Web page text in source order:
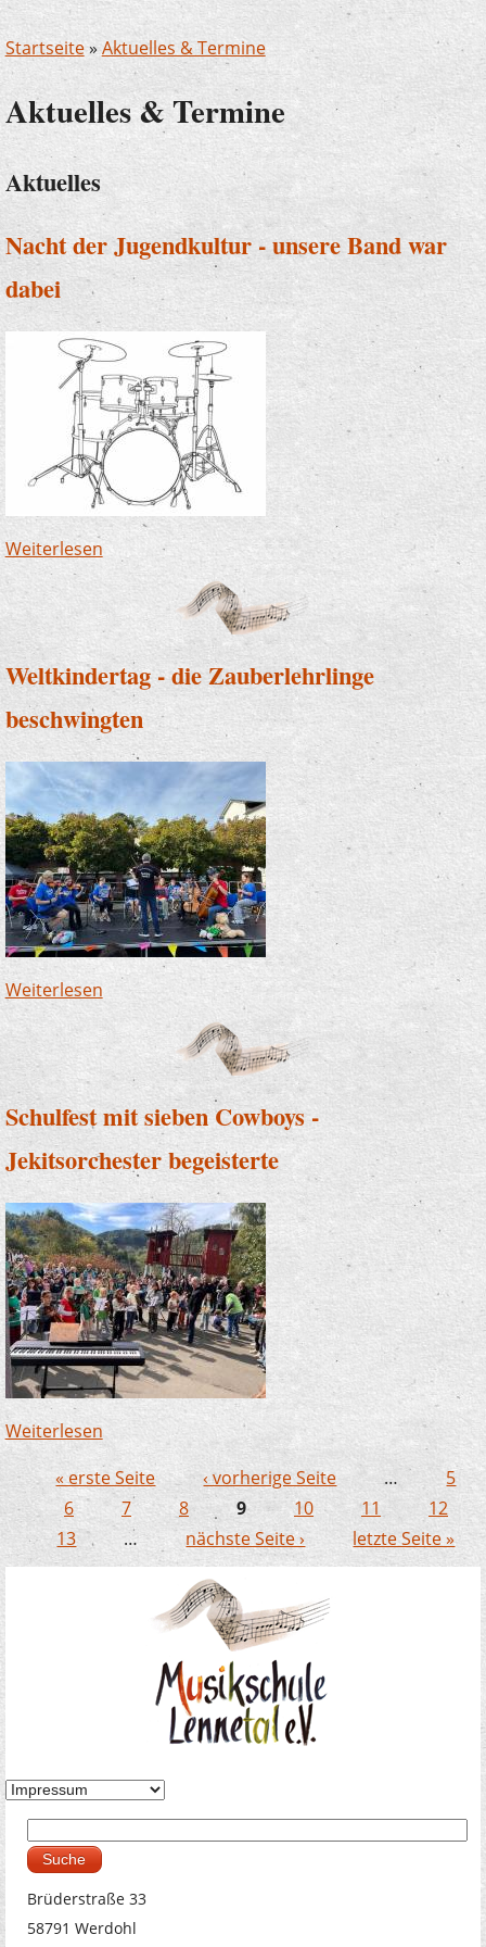
Startseite»Aktuelles & Termine
Aktuelles & Termine
Aktuelles
Nacht der Jugendkultur - unsere Band war
dabei
Weiterlesen über Nacht der Jugendkultur - unsere Band
war dabei
Weltkindertag - die Zauberlehrlinge
beschwingten
Weiterlesen über Weltkindertag - die Zauberlehrlinge
beschwingten
Schulfest mit sieben Cowboys -
Jekitsorchester begeisterte
Weiterlesen über Schulfest mit sieben Cowboys -
Jekitsorchester begeisterte
Seiten
« erste Seite ‹ vorherige Seite …
5
6
7 8 9 10 11
12
13
… nächste Seite › letzte Seite »
Suchformular
Brüderstraße 33
58791 Werdohl